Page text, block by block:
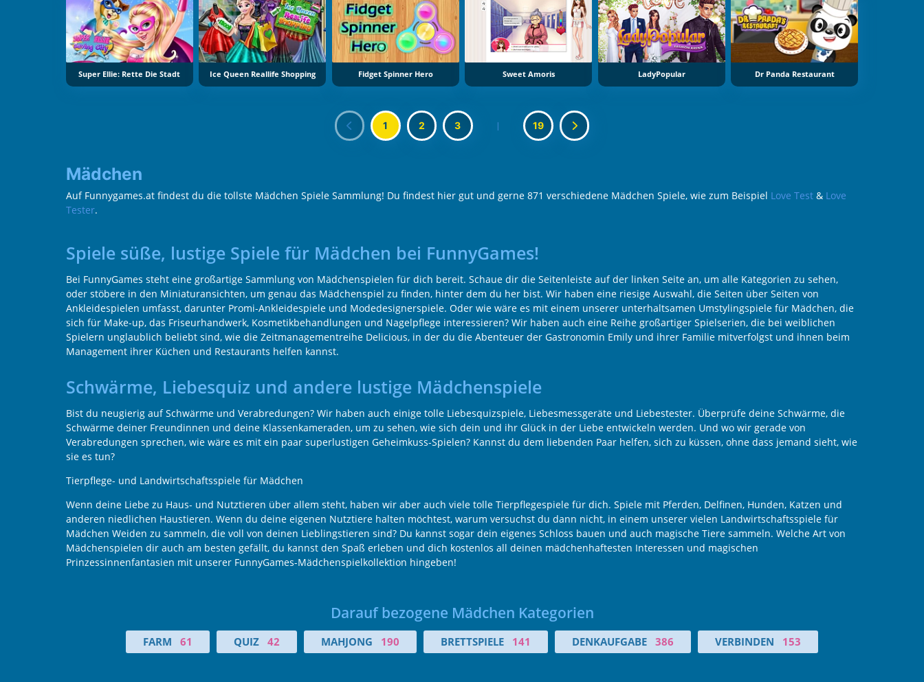
Super Ellie: Rette Die Stadt Ice Queen Reallife Shopping Fidget Spinner Hero Sweet Amoris LadyPopular Dr Panda Restaurant
1 2 3 | 19
Mädchen
Auf Funnygames.at findest du die tollste Mädchen Spiele Sammlung! Du findest hier gut und gerne 871 verschiedene Mädchen Spiele, wie zum Beispiel Love Test & Love
Tester.
Spiele süße, lustige Spiele für Mädchen bei FunnyGames!
Bei FunnyGames steht eine großartige Sammlung von Mädchenspielen für dich bereit. Schaue dir die Seitenleiste auf der linken Seite an, um alle Kategorien zu sehen,
oder stöbere in den Miniaturansichten, um genau das Mädchenspiel zu finden, hinter dem du her bist. Wir haben eine riesige Auswahl, die Seiten über Seiten von
Ankleidespielen umfasst, darunter Promi-Ankleidespiele und Modedesignerspiele. Oder wie wäre es mit einem unserer unterhaltsamen Umstylingspiele für Mädchen, die
sich für Make-up, das Friseurhandwerk, Kosmetikbehandlungen und Nagelpflege interessieren? Wir haben auch eine Reihe großartiger Spielserien, die bei weiblichen
Spielern unglaublich beliebt sind, wie die Zeitmanagementreihe Delicious, in der du die Abenteuer der Gastronomin Emily und ihrer Familie mitverfolgst und ihnen beim
Management ihrer Küchen und Restaurants helfen kannst.
Schwärme, Liebesquiz und andere lustige Mädchenspiele
Bist du neugierig auf Schwärme und Verabredungen? Wir haben auch einige tolle Liebesquizspiele, Liebesmessgeräte und Liebestester. Überprüfe deine Schwärme, die
Schwärme deiner Freundinnen und deine Klassenkameraden, um zu sehen, wie sich dein und ihr Glück in der Liebe entwickeln werden. Und wo wir gerade von
Verabredungen sprechen, wie wäre es mit ein paar superlustigen Geheimkuss-Spielen? Kannst du dem liebenden Paar helfen, sich zu küssen, ohne dass jemand sieht, wie
sie es tun?
Tierpflege- und Landwirtschaftsspiele für Mädchen
Wenn deine Liebe zu Haus- und Nutztieren über allem steht, haben wir aber auch viele tolle Tierpflegespiele für dich. Spiele mit Pferden, Delfinen, Hunden, Katzen und
anderen niedlichen Haustieren. Wenn du deine eigenen Nutztiere halten möchtest, warum versuchst du dann nicht, in einem unserer vielen Landwirtschaftsspiele für
Mädchen Weiden zu sammeln, die voll von deinen Lieblingstieren sind? Du kannst sogar dein eigenes Schloss bauen und auch magische Tiere sammeln. Welche Art von
Mädchenspielen dir auch am besten gefällt, du kannst den Spaß erleben und dich kostenlos all deinen mädchenhaftesten Interessen und magischen
Prinzessinnenfantasien mit unserer FunnyGames-Mädchenspielkollektion hingeben!
Darauf bezogene Mädchen Kategorien
FARM 61 QUIZ 42 MAHJONG 190 BRETTSPIELE 141 DENKAUFGABE 386 VERBINDEN 153